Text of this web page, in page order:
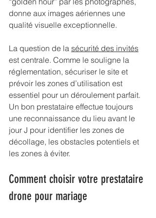
donne aux images aériennes une
qualité visuelle exceptionnelle.
La question de la sécurité des invités
est centrale. Comme le souligne la
réglementation, sécuriser le site et
prévoir les zones d’utilisation est
essentiel pour un déroulement parfait.
Un bon prestataire effectue toujours
une reconnaissance du lieu avant le
jour J pour identifier les zones de
décollage, les obstacles potentiels et
les zones à éviter.
Comment choisir votre prestataire
drone pour mariage